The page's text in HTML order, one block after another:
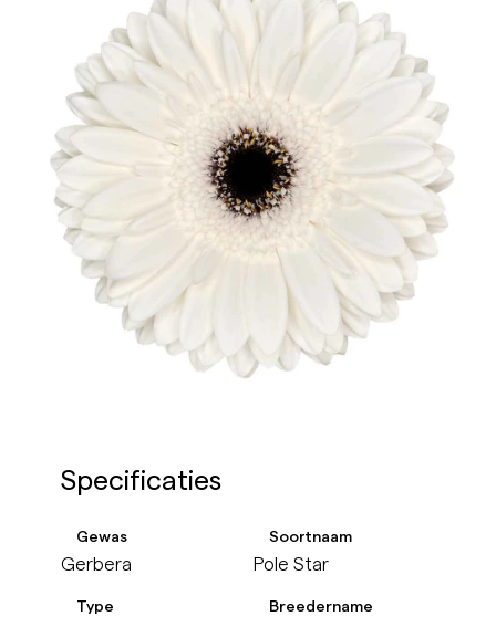
Specificaties
Gewas
Gerbera
Soortnaam
Pole Star
Type Breedername